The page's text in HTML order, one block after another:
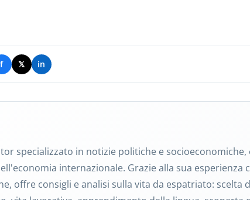
f 𝕏 in
specializzato in notizie politiche e socioeconomiche,
internazionale. Grazie alla sua esperienza
offre consigli e analisi sulla vita da espatriato: scelta